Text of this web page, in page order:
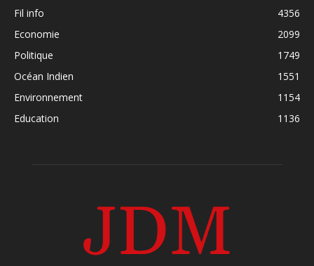
Fil info
4356
Economie
2099
Politique
1749
Océan Indien
1551
Environnement
1154
Education
1136